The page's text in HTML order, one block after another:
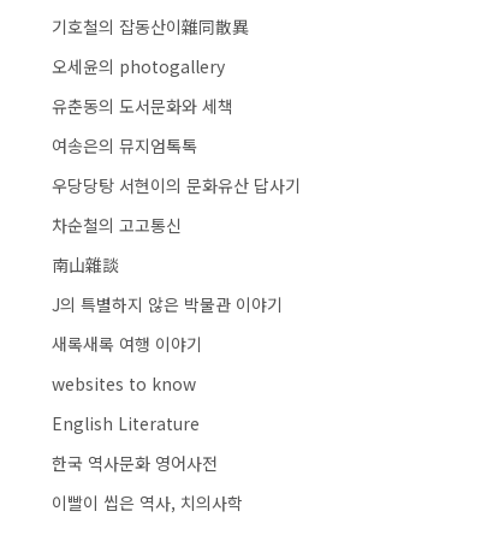
기호철의 잡동산이雜同散異
오세윤의 photogallery
유춘동의 도서문화와 세책
여송은의 뮤지엄톡톡
우당당탕 서현이의 문화유산 답사기
차순철의 고고통신
南山雜談
J의 특별하지 않은 박물관 이야기
새록새록 여행 이야기
websites to know
English Literature
한국 역사문화 영어사전
이빨이 씹은 역사, 치의사학